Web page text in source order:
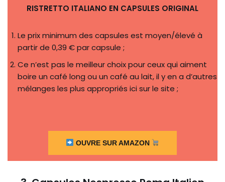
RISTRETTO ITALIANO EN CAPSULES ORIGINAL
Le prix minimum des capsules est moyen/élevé à
partir de 0,39 € par capsule ;
Ce n’est pas le meilleur choix pour ceux qui aiment
boire un café long ou un café au lait, il y en a d’autres
mélanges les plus appropriés ici sur le site ;
OUVRE SUR AMAZON